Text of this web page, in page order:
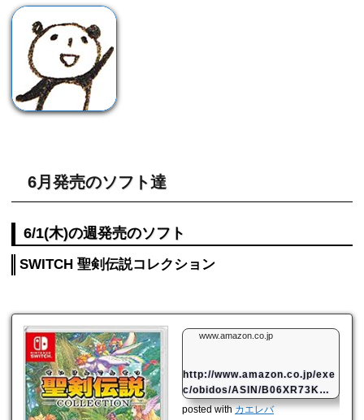
6月発売のソフト達
6/1(木)の週発売のソフト
SWITCH 聖剣伝説コレクション
www.amazon.co.jp
http://www.amazon.co.jp/exe
c/obidos/ASIN/B06XR73KW
R/mahome94-22/
posted withカエレバ